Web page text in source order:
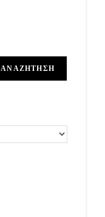
ΑΝΑΖΉΤΗΣΗ